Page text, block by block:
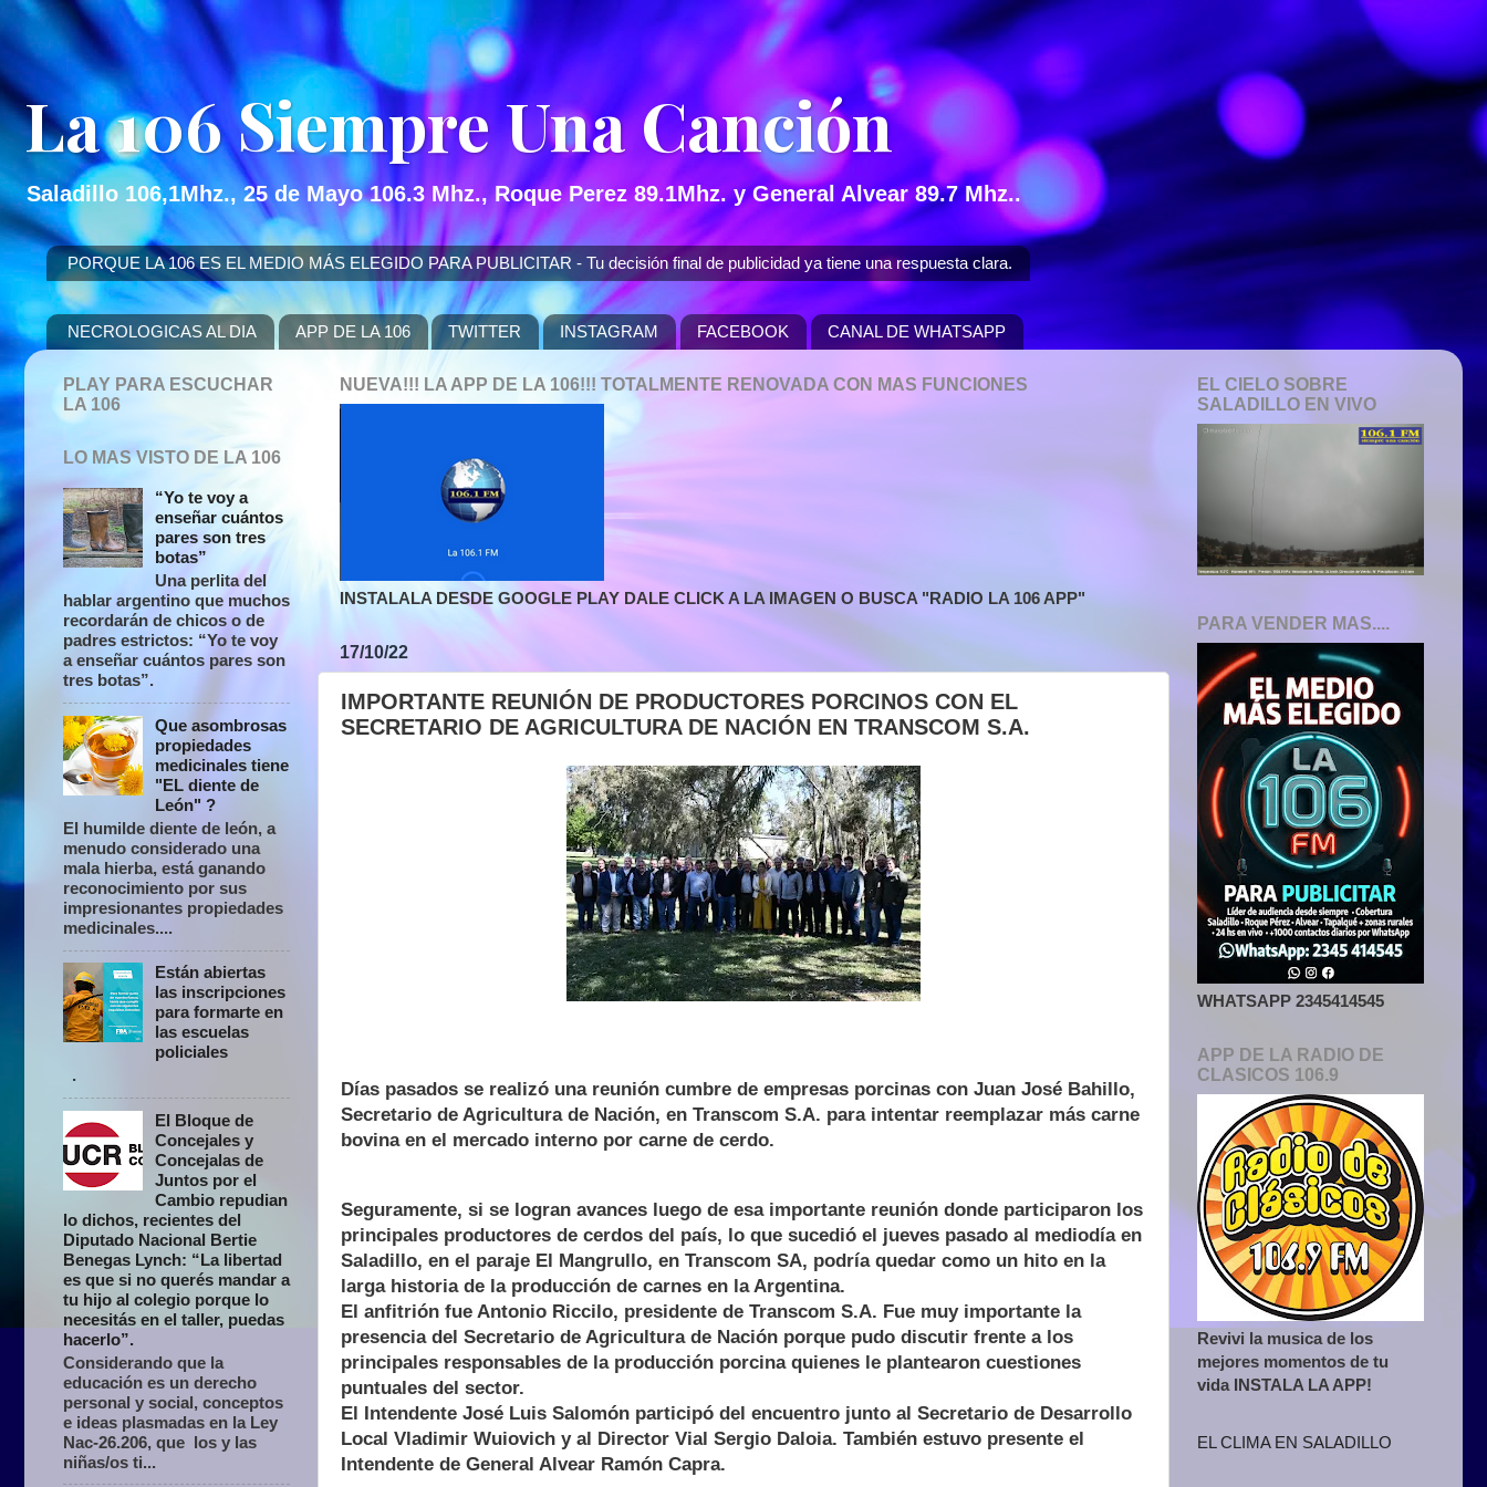
La 106 Siempre Una Canción
Saladillo 106,1Mhz., 25 de Mayo 106.3 Mhz., Roque Perez 89.1Mhz. y General Alvear 89.7 Mhz..
PORQUE LA 106 ES EL MEDIO MÁS ELEGIDO PARA PUBLICITAR - Tu decisión final de publicidad ya tiene una respuesta clara.
NECROLOGICAS AL DIA APP DE LA 106 TWITTER INSTAGRAM FACEBOOK CANAL DE WHATSAPP
NUEVA!!! LA APP DE LA 106!!! TOTALMENTE RENOVADA CON MAS FUNCIONES
INSTALALA DESDE GOOGLE PLAY DALE CLICK A LA IMAGEN O BUSCA "RADIO LA 106 APP"
17/10/22
IMPORTANTE REUNIÓN DE PRODUCTORES PORCINOS CON EL
SECRETARIO DE AGRICULTURA DE NACIÓN EN TRANSCOM S.A.
Días pasados se realizó una reunión cumbre de empresas porcinas con Juan José Bahillo,
Secretario de Agricultura de Nación, en Transcom S.A. para intentar reemplazar más carne
bovina en el mercado interno por carne de cerdo.
Seguramente, si se logran avances luego de esa importante reunión donde participaron los
principales productores de cerdos del país, lo que sucedió el jueves pasado al mediodía en
Saladillo, en el paraje El Mangrullo, en Transcom SA, podría quedar como un hito en la
larga historia de la producción de carnes en la Argentina.
El anfitrión fue Antonio Riccilo, presidente de Transcom S.A. Fue muy importante la
presencia del Secretario de Agricultura de Nación porque pudo discutir frente a los
principales responsables de la producción porcina quienes le plantearon cuestiones
puntuales del sector.
El Intendente José Luis Salomón participó del encuentro junto al Secretario de Desarrollo
Local Vladimir Wuiovich y al Director Vial Sergio Daloia. También estuvo presente el
Intendente de General Alvear Ramón Capra.
PLAY PARA ESCUCHAR
LA 106
LO MAS VISTO DE LA 106
“Yo te voy a
enseñar cuántos
pares son tres
botas”
Una perlita del
hablar argentino que muchos
recordarán de chicos o de
padres estrictos: “Yo te voy
a enseñar cuántos pares son
tres botas”.
Que asombrosas
propiedades
medicinales tiene
"EL diente de
León" ?
El humilde diente de león, a
menudo considerado una
mala hierba, está ganando
reconocimiento por sus
impresionantes propiedades
medicinales....
Están abiertas
las inscripciones
para formarte en
las escuelas
policiales
.
El Bloque de
Concejales y
Concejalas de
Juntos por el
Cambio repudian
lo dichos, recientes del
Diputado Nacional Bertie
Benegas Lynch: “La libertad
es que si no querés mandar a
tu hijo al colegio porque lo
necesitás en el taller, puedas
hacerlo”.
Considerando que la
educación es un derecho
personal y social, conceptos
e ideas plasmadas en la Ley
Nac-26.206, que los y las
niñas/os ti...
EL CIELO SOBRE
SALADILLO EN VIVO
PARA VENDER MAS....
WHATSAPP 2345414545
APP DE LA RADIO DE
CLASICOS 106.9
Revivi la musica de los
mejores momentos de tu
vida INSTALA LA APP!
EL CLIMA EN SALADILLO